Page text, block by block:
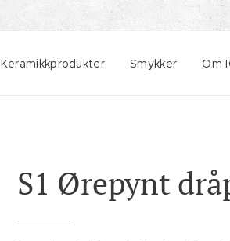
Keramikkprodukter Smykker Om
S1 Ørepynt